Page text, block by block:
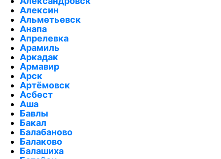
Алексин
Альметьевск
Анапа
Апрелевка
Арамиль
Аркадак
Армавир
Арск
Артёмовск
Асбест
Аша
Бавлы
Бакал
Балабаново
Балаково
Балашиха